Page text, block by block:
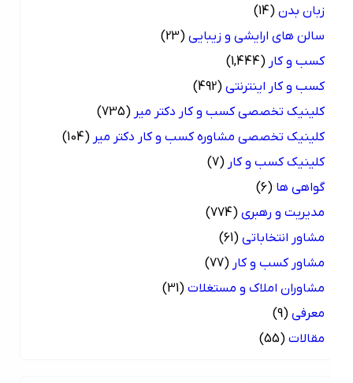
زبان بدن (14)
سالن های ارایشی و زیبایی (23)
کسب و کار (1,444)
کسب و کار اینترنتی (492)
کلینیک تخصصی کسب و کار دکتر میر (735)
کلینیک تخصصی مشاوره کسب و کار دکتر میر (104)
کلینیک کسب و کار (7)
گواهی ها (6)
مدیریت و رهبری (774)
مشاور انتخاباتی (61)
مشاور کسب و کار (77)
مشاوران املاک و مستغلات (31)
معرفی (9)
مقالات (55)